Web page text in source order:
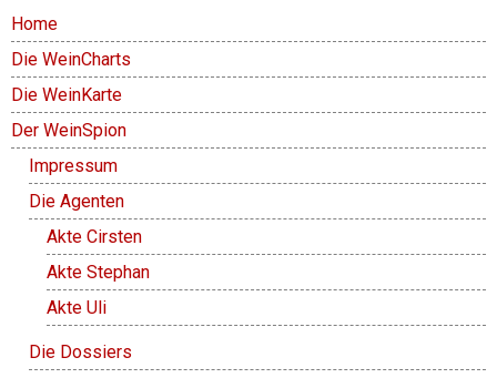
Home
Die WeinCharts
Die WeinKarte
Der WeinSpion
Impressum
Die Agenten
Akte Cirsten
Akte Stephan
Akte Uli
Die Dossiers